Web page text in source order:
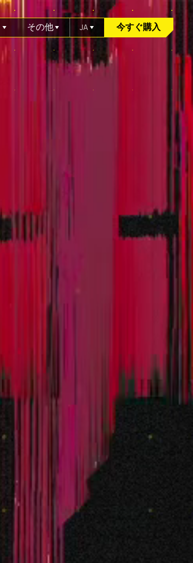
その他 JA 今すぐ購入